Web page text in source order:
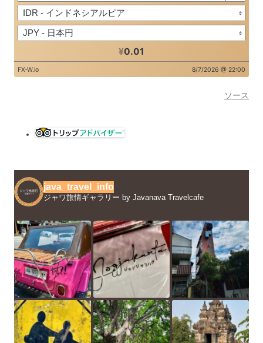
ソース
java_travel_info
ジャワ旅情ギャラリー by Javanava Travelcafe